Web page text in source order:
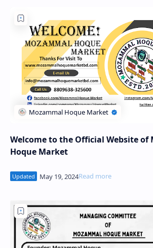
Welcome to the Official Website of
Hoque Market